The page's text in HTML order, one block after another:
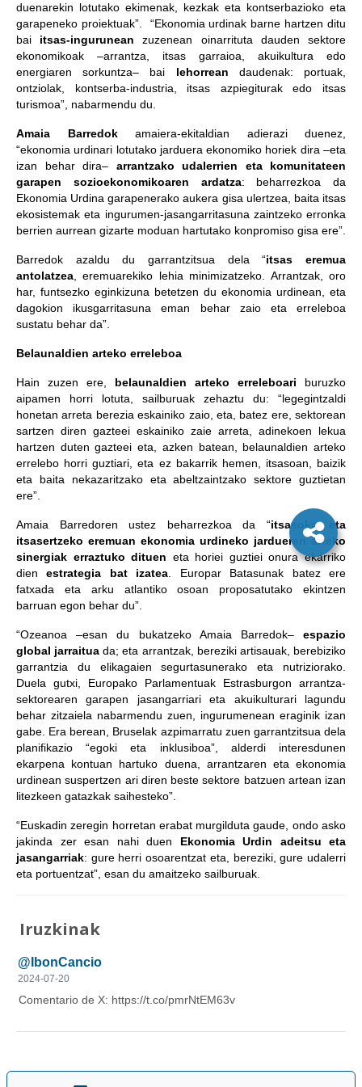
duenarekin lotutako ekimenak, kezkak eta kontserbazioko eta
garapeneko proiektuak”. “Ekonomia urdinak barne hartzen ditu
bai itsas-ingurunean zuzenean oinarrituta dauden sektore
ekonomikoak –arrantza, itsas garraioa, akuikultura edo
energiaren sorkuntza– bai lehorrean daudenak: portuak,
ontziolak, kontserba-industria, itsas azpiegiturak edo itsas
turismoa”, nabarmendu du.
Amaia Barredokamaiera-ekitaldian adierazi duenez,
“ekonomia urdinari lotutako jarduera ekonomiko horiek dira –eta
izan behar dira– arrantzako udalerrien eta komunitateen
garapen sozioekonomikoaren ardatza: beharrezkoa da
Ekonomia Urdina garapenerako aukera gisa ulertzea, baita itsas
ekosistemak eta ingurumen-jasangarritasuna zaintzeko erronka
berrien aurrean gizarte moduan hartutako konpromiso gisa ere”.
Barredok azaldu du garrantzitsua dela “itsas eremua
antolatzea , eremuarekiko lehia minimizatzeko. Arrantzak, oro
har, funtsezko eginkizuna betetzen du ekonomia urdinean, eta
dagokion ikusgarritasuna eman behar zaio eta erreleboa
sustatu behar da”.
Belaunaldien arteko erreleboa
Hain zuzen ere, belaunaldien arteko erreleboari buruzko
aipamen horri lotuta, sailburuak zehaztu du: “legegintzaldi
honetan arreta berezia eskainiko zaio, eta, batez ere, sektorean
sartzen diren gazteei eskainiko zaie arreta, adinekoen lekua
hartzen duten gazteei eta, azken batean, belaunaldien arteko
errelebo horri guztiari, eta ez bakarrik hemen, itsasoan, baizik
eta baita nekazaritzako eta abeltzaintzako sektore guztietan
ere”.
Amaia Barredoren ustez beharrezkoa da “itsasoko eta
itsasertzeko eremuan ekonomia urdineko jardueren arteko
sinergiak erraztuko dituen eta horiei guztiei onura ekarriko
dienestrategia bat izatea . Europar Batasunak batez ere
fatxada eta arku atlantiko osoan proposatutako ekintzen
barruan egon behar du”.
“Ozeanoa –esan du bukatzeko Amaia Barredok– espazio
global jarraitua da; eta arrantzak, bereziki artisauak, berebiziko
garrantzia du elikagaien segurtasunerako eta nutriziorako.
Duela gutxi, Europako Parlamentuak Estrasburgon arrantza-
sektorearen garapen jasangarriari eta akuikulturari lagundu
behar zitzaiela nabarmendu zuen, ingurumenean eraginik izan
gabe. Era berean, Bruselak azpimarratu zuen garrantzitsua dela
planifikazio “egoki eta inklusiboa”, alderdi interesdunen
ekarpena kontuan hartuko duena, arrantzaren eta ekonomia
urdinean suspertzen ari diren beste sektore batzuen artean izan
litezkeen gatazkak saihesteko”.
“Euskadin zeregin horretan erabat murgilduta gaude, ondo asko
jakinda zer esan nahi duen Ekonomia Urdin adeitsu eta
jasangarriak: gure herri osoarentzat eta, bereziki, gure udalerri
eta portuentzat”, esan du amaitzeko sailburuak.
Iruzkinak